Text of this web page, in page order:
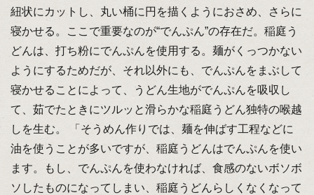
紐状にカットし、丸い桶に円を描くようにおさめ、さらに
寝かせる。ここで重要なのが“でんぷん”の存在だ。稲庭う
どんは、打ち粉にでんぷんを使用する。麺がくっつかない
ようにするためだが、それ以外にも、でんぷんをまぶして
寝かせることによって、うどん生地がでんぷんを吸収し
て、茹でたときにツルッと滑らかな稲庭うどん独特の喉越
しを生む。 「そうめん作りでは、麺を伸ばす工程などに
油を使うことが多いですが、稲庭うどんはでんぷんを使い
ます。もし、でんぷんを使わなければ、食感のないボソボ
ソしたものになってしまい、稲庭うどんらしくなくなって